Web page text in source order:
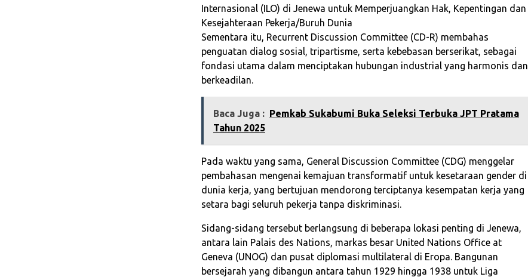
Internasional (ILO) di Jenewa untuk Memperjuangkan Hak, Kepentingan dan
Kesejahteraan Pekerja/Buruh Dunia
Sementara itu, Recurrent Discussion Committee (CD-R) membahas
penguatan dialog sosial, tripartisme, serta kebebasan berserikat, sebagai
fondasi utama dalam menciptakan hubungan industrial yang harmonis dan
berkeadilan.
Baca Juga : Pemkab Sukabumi Buka Seleksi Terbuka JPT Pratama
Tahun 2025
Pada waktu yang sama, General Discussion Committee (CDG) menggelar
pembahasan mengenai kemajuan transformatif untuk kesetaraan gender di
dunia kerja, yang bertujuan mendorong terciptanya kesempatan kerja yang
setara bagi seluruh pekerja tanpa diskriminasi.
Sidang-sidang tersebut berlangsung di beberapa lokasi penting di Jenewa,
antara lain Palais des Nations, markas besar United Nations Office at
Geneva (UNOG) dan pusat diplomasi multilateral di Eropa. Bangunan
bersejarah yang dibangun antara tahun 1929 hingga 1938 untuk Liga